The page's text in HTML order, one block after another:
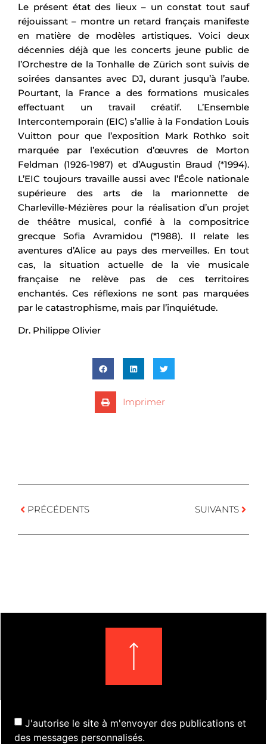
Le présent état des lieux – un constat tout sauf
réjouissant – montre un retard français manifeste
en matière de modèles artistiques. Voici deux
décennies déjà que les concerts jeune public de
l’Orchestre de la Tonhalle de Zürich sont suivis de
soirées dansantes avec DJ, durant jusqu’à l’aube.
Pourtant, la France a des formations musicales
effectuant un travail créatif. L’Ensemble
Intercontemporain (EIC) s’allie à la Fondation Louis
Vuitton pour que l’exposition Mark Rothko soit
marquée par l’exécution d’œuvres de Morton
Feldman (1926-1987) et d’Augustin Braud (*1994).
L’EIC toujours travaille aussi avec l’École nationale
supérieure des arts de la marionnette de
Charleville-Mézières pour la réalisation d’un projet
de théâtre musical, confié à la compositrice
grecque Sofia Avramidou (*1988). Il relate les
aventures d’Alice au pays des merveilles. En tout
cas, la situation actuelle de la vie musicale
française ne relève pas de ces territoires
enchantés. Ces réflexions ne sont pas marquées
par le catastrophisme, mais par l’inquiétude.
Dr. Philippe Olivier
Imprimer
PRÉCÉDENTS SUIVANTS
J'autorise le site à m'envoyer des publications et
des messages personnalisés.